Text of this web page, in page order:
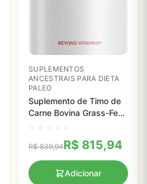
SUPLEMENTOS
ANCESTRAIS PARA DIETA
PALEO
Suplemento de Timo de
Carne Bovina Grass-Fed
R$839,94R$ 815,94
Adicionar